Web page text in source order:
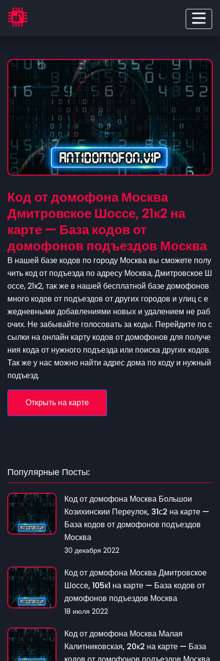
Код от домофона Москва
Дмитровское Шоссе, 21к2 на
карте — База кодов от
домофонов подъездов Москва
В нашей базе кодов по городу Москва вы сможете полу
чить код от подъезда по адресу Москва, Дмитровское Ш
оссе, 21к2, так же в нашей бесплатной базе домофонов
много кодов от подъездов от других городов и улиц с е
жедневными добавлениями новых и удалением не раб
очих. Не забывайте голосовать за коды. Перейдите по с
сылки на онлайн карту кодов от домофонов для получе
ния кода от нужного подъезда или поиска других кодов.
Так же у нас можно найти адрес дома по коду и нужный
подъезд.
Открыть на карте
Популярные Посты:
Код от домофона Москва Большои
Козихинскии Переулок, 31с2 на карте —
База кодов от домофонов подъездов
Москва
30 декабря 2022
Код от домофона Москва Дмитровское
Шоссе, 105к1 на карте — База кодов от
домофонов подъездов Москва
18 июля 2022
Код от домофона Москва Малая
Калитниковская, 20к2 на карте — База